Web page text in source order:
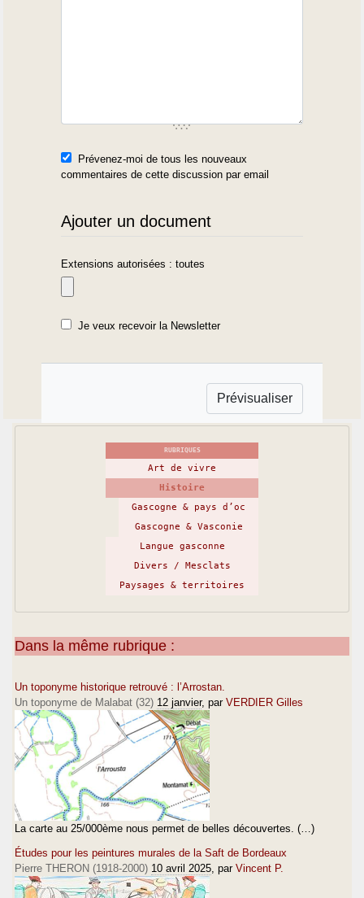
Prévenez-moi de tous les nouveaux
commentaires de cette discussion par email
Ajouter un document
Extensions autorisées : toutes
Je veux recevoir la Newsletter
RUBRIQUES
Art de vivre
Histoire
Gascogne & pays d’oc
Gascogne & Vasconie
Langue gasconne
Divers / Mesclats
Paysages & territoires
Dans la même rubrique :
Un toponyme historique retrouvé : l’Arrostan.
Un toponyme de Malabat (32) 12 janvier, par VERDIER Gilles
La carte au 25/000ème nous permet de belles découvertes. (…)
Études pour les peintures murales de la Saft de Bordeaux
Pierre THERON (1918-2000) 10 avril 2025 , par Vincent P.